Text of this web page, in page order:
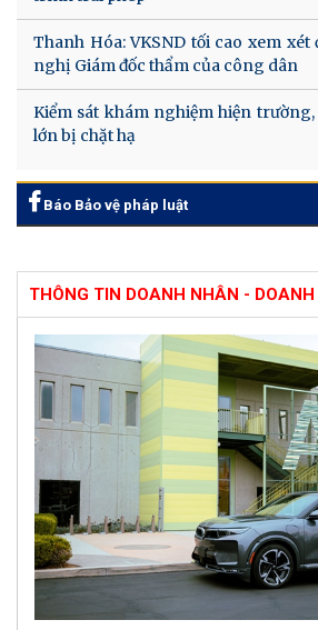
Thanh Hóa: VKSND tối cao xem
nghị Giám đốc thẩm của công dân
Kiểm sát khám nghiệm hiện
lớn bị chặt hạ
Báo Bảo vệ pháp luật
THÔNG TIN DOANH NHÂN - DOANH